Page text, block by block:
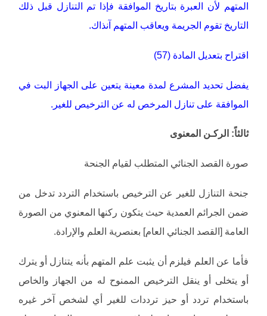
المتهم لأن العبرة بتاريخ الموافقة فإذا تم التنازل قبل ذلك
التاريخ تقوم الجريمة ويعاقب المتهم آنذاك.
اقتراح بتعديل المادة (57)
يفضل تحديد المشرع لمدة معينة يتعين على الجهاز البت في
الموافقة على تنازل المرخص له عن الترخيص للغير.
ثالثاً: الركـن المعنوى
صورة القصد الجنائي المتطلب لقيام الجنحة
جنحة التنازل للغير عن الترخيص باستخدام التردد تدخل من
ضمن الجرائم العمدية حيث يتكون ركنها المعنوي من الصورة
العامة [القصد الجنائي العام] بعنصرية العلم والإرادة.
فأما عن العلم فيلزم أن يثبت علم المتهم بأنه يتنازل أو يترك
أو يتخلى أو ينقل الترخيص الممنوح له من الجهاز والخاص
باستخدام تردد أو حيز ترددات للغير أي لشخص آخر غيره